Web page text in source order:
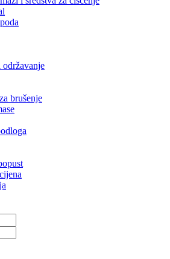
održavanje
brušenje